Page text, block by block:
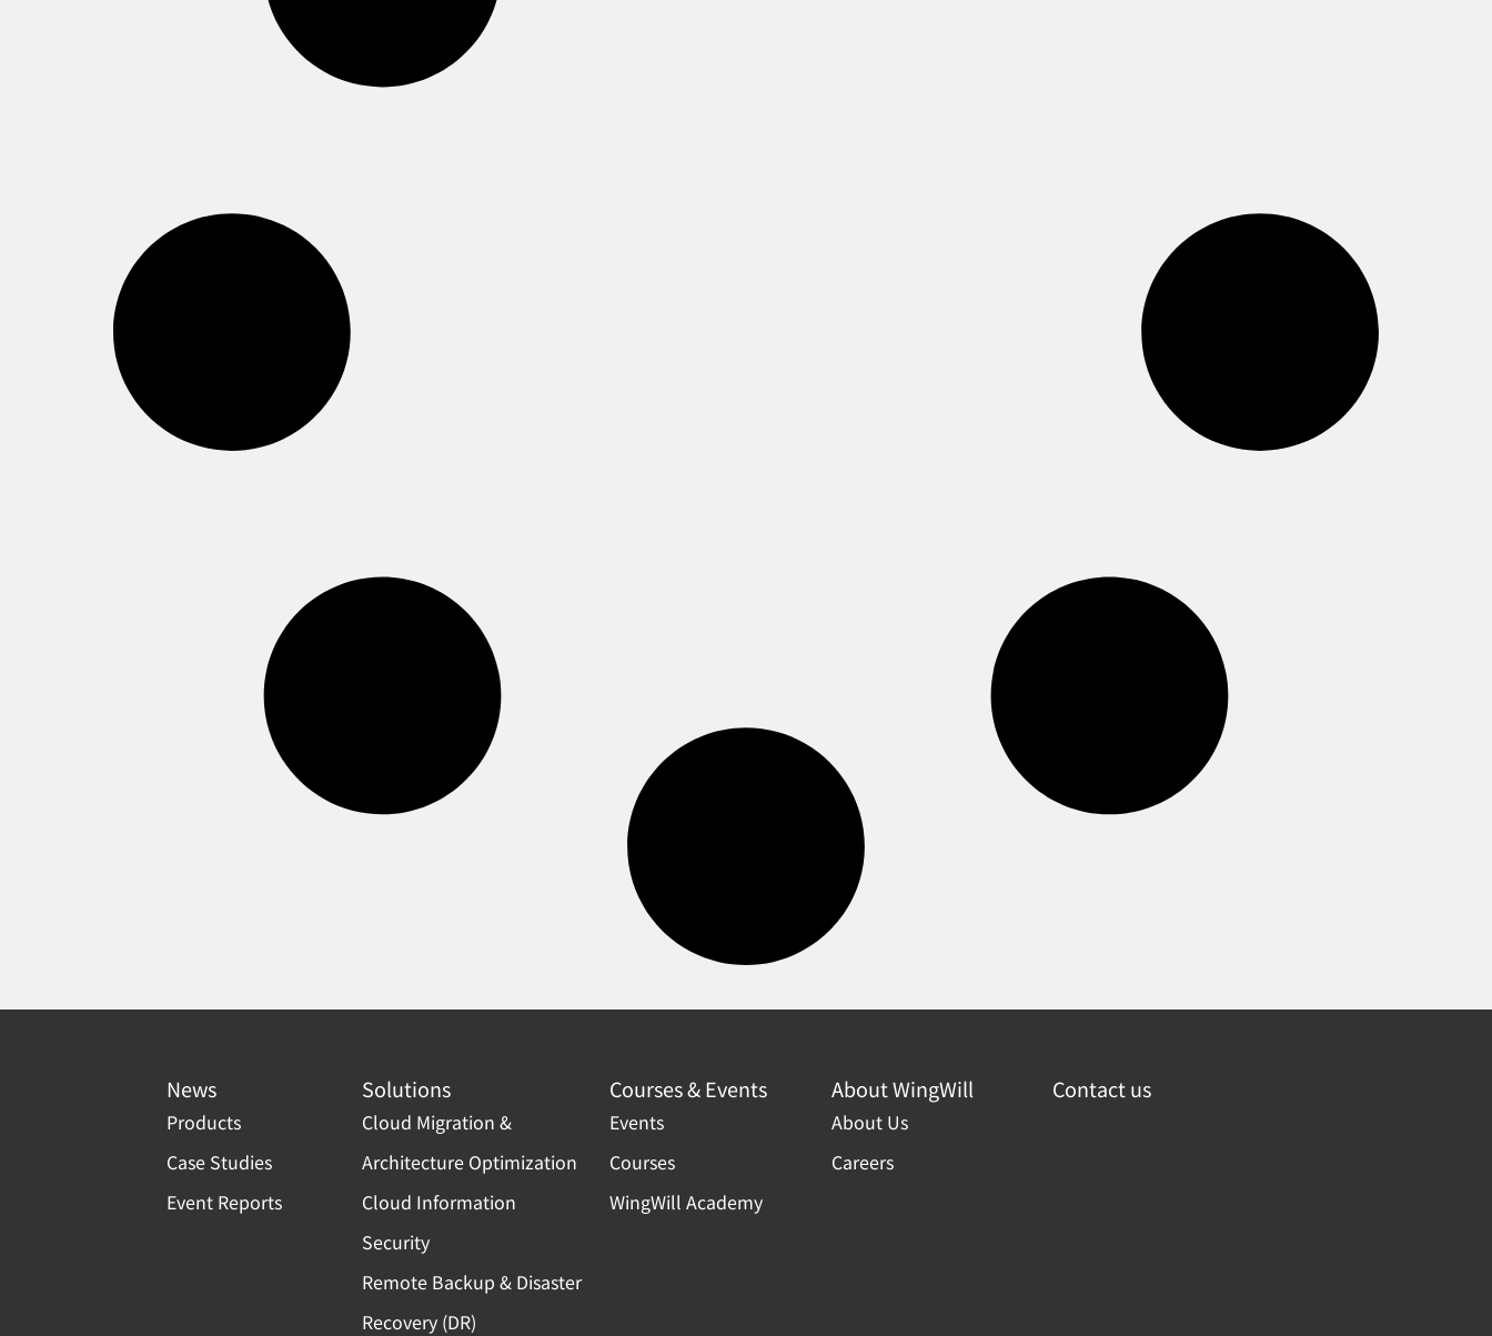
News
Products
Case Studies
Event Reports
Solutions
Cloud Migration &
Architecture Optimization
Cloud Information
Security
Remote Backup & Disaster
Recovery (DR)
Courses & Events
Events
Courses
WingWill Academy
About WingWill
About Us
Careers
Contact us